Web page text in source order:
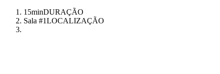
15minDURAÇÃO
Sala #1LOCALIZAÇÃO